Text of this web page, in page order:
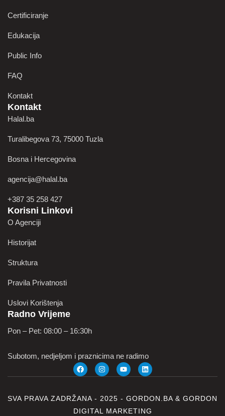
Certificiranje
Edukacija
Public Info
FAQ
Kontakt
Kontakt
Halal.ba
Turalibegova 73, 75000 Tuzla
Bosna i Hercegovina
agencija@halal.ba
+387 35 258 427
Korisni Linkovi
O Agenciji
Historijat
Struktura
Pravila Privatnosti
Uslovi Korištenja
Radno Vrijeme
Pon – Pet: 08:00 – 16:30h
Subotom, nedjeljom i praznicima ne radimo
SVA PRAVA ZADRŽANA - 2025 - GORDON.BA & GORDON
DIGITAL MARKETING